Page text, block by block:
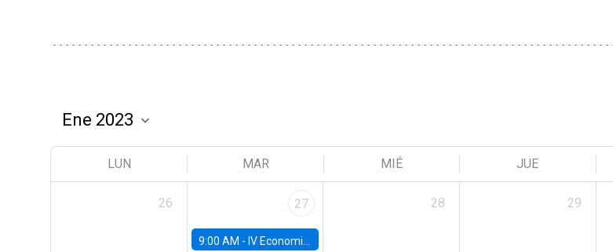
LUN MAR MIÉ JUE
26 27
9:00 AM - IV Economics Alumni Workshop
28 29